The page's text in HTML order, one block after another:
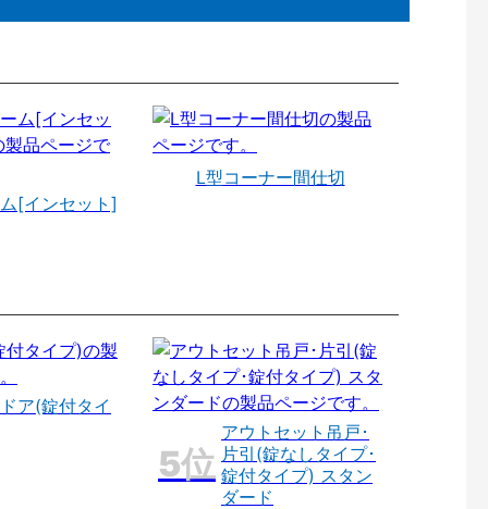
[インセット]
L型コーナー間仕切
ア(錠付タイ
アウトセット吊戸･
片引(錠なしタイプ･
錠付タイプ) スタン
ダード